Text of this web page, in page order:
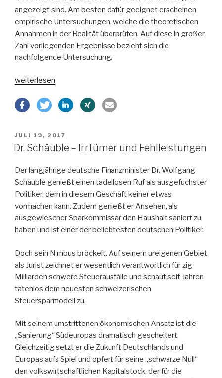
angezeigt sind. Am besten dafür geeignet erscheinen
empirische Untersuchungen, welche die theoretischen
Annahmen in der Realität überprüfen. Auf diese in großer
Zahl vorliegenden Ergebnisse bezieht sich die
nachfolgende Untersuchung.
„Vom
von
Arbeitsmarktreformen“
weiterlesen
VERÖFFENTLICHT
AM
JULI 19, 2017
Dr. Schäuble – Irrtümer und Fehlleistungen
Der langjährige deutsche Finanzminister Dr. Wolfgang
Schäuble genießt einen tadellosen Ruf als ausgefuchster
Politiker, dem in diesem Geschäft keiner etwas
vormachen kann. Zudem genießt er Ansehen, als
ausgewiesener Sparkommissar den Haushalt saniert zu
haben und ist einer der beliebtesten deutschen Politiker.
Doch sein Nimbus bröckelt. Auf seinem ureigenen Gebiet
als Jurist zeichnet er wesentlich verantwortlich für zig
Milliarden schwere Steuerausfälle und schaut seit Jahren
tatenlos dem neuesten schweizerischen
Steuersparmodell zu.
Mit seinem umstrittenen ökonomischen Ansatz ist die
„Sanierung“ Südeuropas dramatisch gescheitert.
Gleichzeitig setzt er die Zukunft Deutschlands und
Europas aufs Spiel und opfert für seine „schwarze Null“
den volkswirtschaftlichen Kapitalstock, der für die